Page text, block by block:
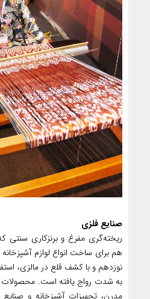
صنایع فلزی
ریخته‌گری مفرغ و برنزکاری سنتی
هم برای ساخت انواع لوازم
نوزدهم و با کشف قلع در مالزی،
به شدت رواج یافته است. محصولات
مدرن، تجهیزات آشپزخانه و